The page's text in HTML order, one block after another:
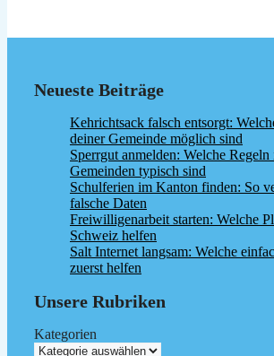
Neueste Beiträge
Kehrichtsack falsch entsorgt:
deiner Gemeinde möglich sind
Sperrgut anmelden: Welche
Gemeinden typisch sind
Schulferien im Kanton finden: So
falsche Daten
Freiwilligenarbeit starten: Welche
Schweiz helfen
Salt Internet langsam: Welche
zuerst helfen
Unsere Rubriken
Kategorien